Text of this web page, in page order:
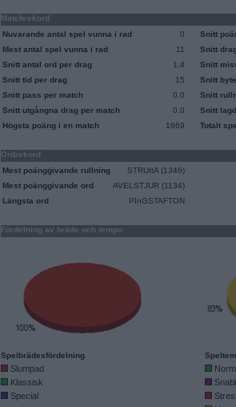
Matchrekord
Nuvarande antal spel vunna i rad
0
Mest antal spel vunna i rad
11
Snitt antal ord per drag
1.4
Snitt tid per drag
15
Snitt pass per match
0.0
Snitt utgångna drag per match
0.0
Högsta poäng i en match
1669
Snitt
Snitt
Snitt
Snitt
Snitt
Snitt
Totalt
Ordrekord
Mest poänggivande rullning
STRUttA (1346)
Mest poänggivande ord
AVELSTJUR (1134)
Längsta ord
PInGSTAFTON
Fördelning av bräde och tempo
Spelbrädesfördelning
Slumpad
Klassisk
Special